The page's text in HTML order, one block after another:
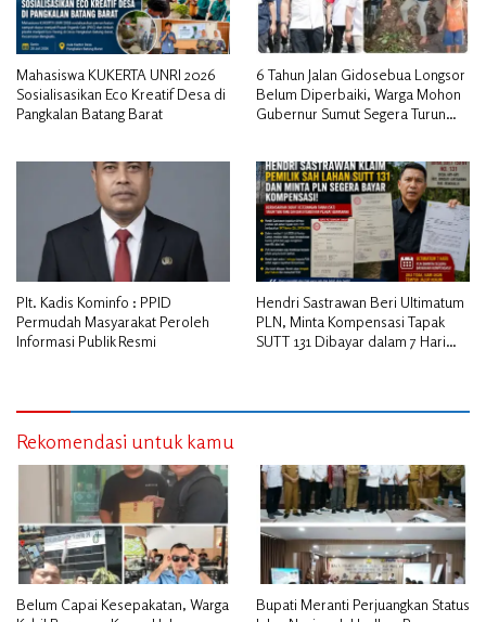
Mahasiswa KUKERTA UNRI 2026
Sosialisasikan Eco Kreatif Desa di
Pangkalan Batang Barat
6 Tahun Jalan Gidosebua Longsor
Belum Diperbaiki, Warga Mohon
Gubernur Sumut Segera Turun
Plt. Kadis Kominfo : PPID
Permudah Masyarakat Peroleh
Informasi Publik Resmi
Hendri Sastrawan Beri Ultimatum
PLN, Minta Kompensasi Tapak
SUTT 131 Dibayar dalam 7 Hari
Rekomendasi untuk kamu
Belum Capai Kesepakatan, Warga
Bupati Meranti Perjuangkan Status